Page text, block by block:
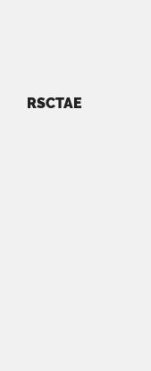
RSCTAE